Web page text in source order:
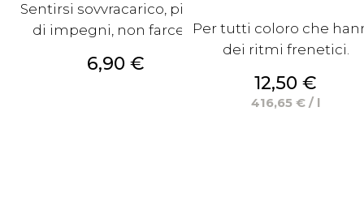
Sentirsi sovvracarico, pieno
di impegni, non farcela.
Prezzo
6,90 €
Per tutti coloro che
dei ritmi frenetici.
Prezzo
12,50 €
416,65 € / l